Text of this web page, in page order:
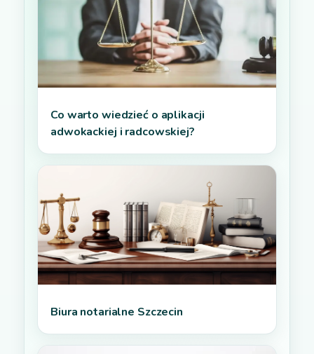
Co warto wiedzieć o aplikacji
adwokackiej i radcowskiej?
Biura notarialne Szczecin